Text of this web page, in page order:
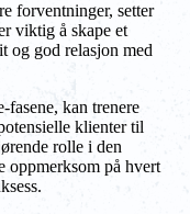
forventninger, setter
viktig å skape et
og god relasjon med
fasene, kan trenere
klienter til
rolle i den
oppmerksom på hvert